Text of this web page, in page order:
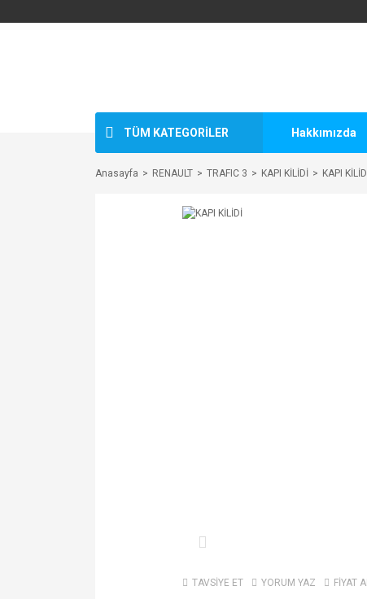
TÜM KATEGORİLER Hakkımızda
Anasayfa RENAULT TRAFIC 3 KAPI KİLİDİ KAPI
TAVSİYE ET YORUM YAZ FİYAT